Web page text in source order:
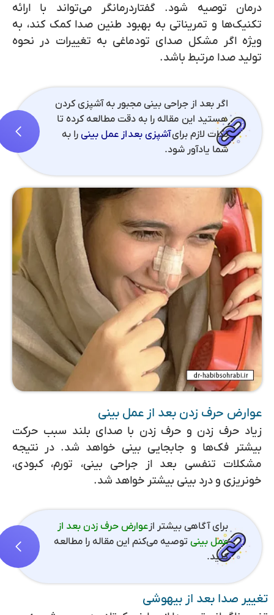
درمان توصیه شود. گفتاردرمانگر می‌تواند با ارائه
تکنیک‌ها و تمریناتی به بهبود طنین صدا کمک کند، به
ویژه اگر مشکل صدای تودماغی به تغییرات در نحوه
تولید صدا مرتبط باشد.
اگر بعد از جراحی بینی مجبور به آشپزی کردن
هستید این مقاله را به دقت مطالعه کرده تا
نکات لازم برایآشپزی بعد از عمل بینیرا به
شما یادآور شود.
عوارض حرف زدن بعد از عمل بینی
زیاد حرف زدن و حرف زدن با صدای بلند سبب حرکت
بیشتر فک‌ها و جابجایی بینی خواهد شد. در نتیجه
مشکلات تنفسی بعد از جراحی بینی، تورم، کبودی،
خونریزی و درد بینی بیشتر خواهد شد.
برای آگاهی بیشتر ازعوارض حرف زدن بعد از
عمل بینی توصیه می‌کنم این مقاله را مطالعه
کنید.
تغییر صدا بعد از بیهوشی